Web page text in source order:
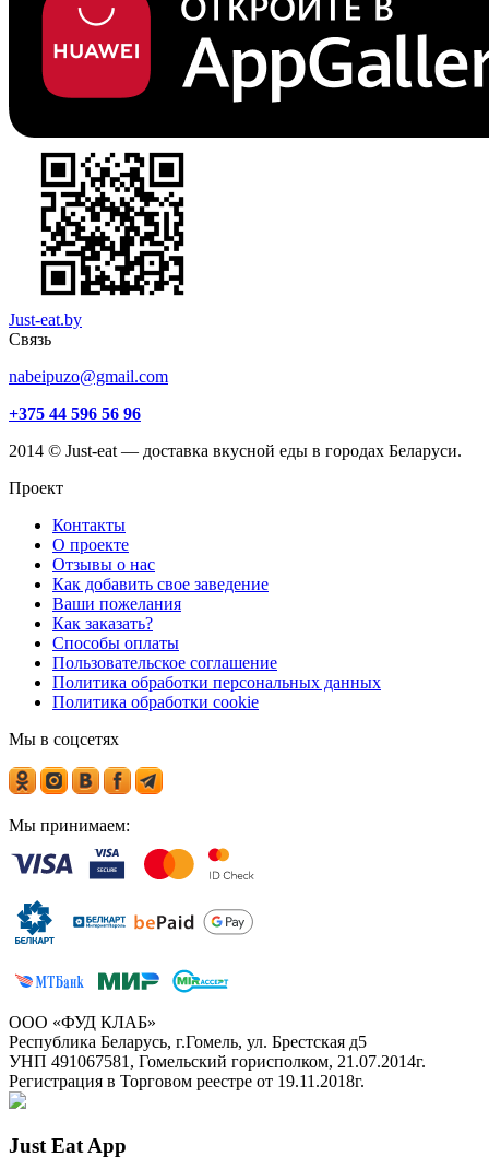
Just-eat.by
Связь
nabeipuzo@gmail.com
+375 44 596 56 96
2014 © Just-eat — доставка вкусной еды в городах Беларуси.
Проект
Контакты
О проекте
Отзывы о нас
Как добавить свое заведение
Ваши пожелания
Как заказать?
Способы оплаты
Пользовательское соглашение
Политика обработки персональных данных
Политика обработки cookie
Мы в соцсетях
Мы принимаем:
ООО «ФУД КЛАБ»
Республика Беларусь, г.Гомель, ул. Брестская д5
УНП 491067581, Гомельский горисполком, 21.07.2014г.
Регистрация в Торговом реестре от 19.11.2018г.
Just Eat App